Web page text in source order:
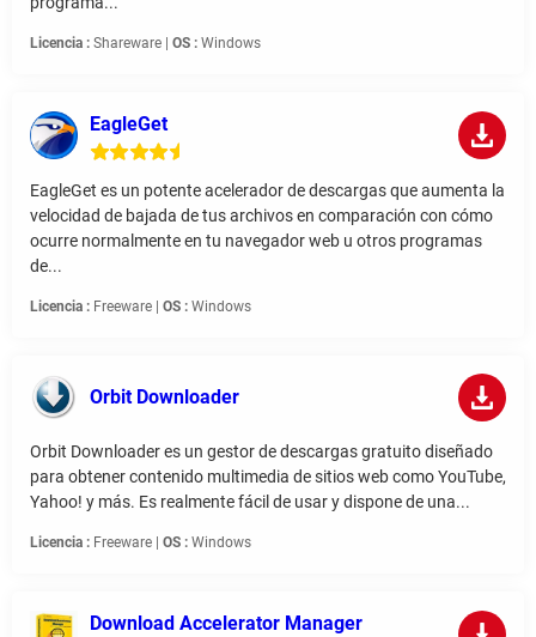
Licencia : Shareware | OS : Windows
EagleGet
EagleGet es un potente acelerador de descargas que aumenta la
velocidad de bajada de tus archivos en comparación con cómo
ocurre normalmente en tu navegador web u otros programas
de...
Licencia : Freeware | OS : Windows
Orbit Downloader
Orbit Downloader es un gestor de descargas gratuito diseñado
para obtener contenido multimedia de sitios web como YouTube,
Yahoo! y más. Es realmente fácil de usar y dispone de una...
Licencia : Freeware | OS : Windows
Download Accelerator Manager